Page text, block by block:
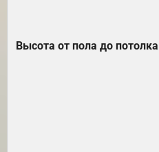
Высота от пола до потолка